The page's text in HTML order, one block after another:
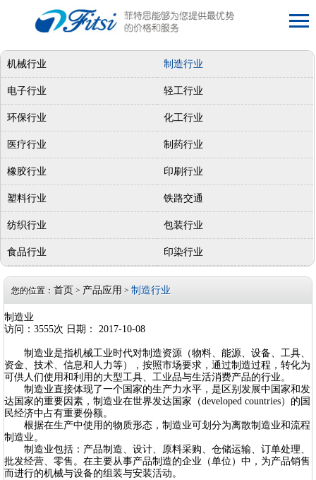
机械行业 制造行业
电子行业 轻工行业
环保行业 化工行业
医疗行业 制药行业
橡胶行业 印刷行业
塑料行业 铁路交通
纺织行业 包装行业
食品行业 印染行业
您的位置： 首页 > 产品应用 > 制造行业
制造业
访问：3555次 日期： 2017-10-08
制造业是指机械工业时代对制造资源（物料、能源、设备、工具、
资金、技术、信息和人力等），按照市场要求，通过制造过程，转化为
可供人们使用和利用的大型工具、工业品与生活消费产品的行业。
制造业直接体现了一个国家的生产力水平，是区别发展中国家和发
达国家的重要因素，制造业在世界发达国家（developed countries）的国
民经济中占有重要份额。
根据在生产中使用的物质形态，制造业可划分为离散制造业和流程
制造业。
制造业包括：产品制造、设计、原料采购、仓储运输、订单处理、
批发经营、零售。在主要从事产品制造的企业（单位）中，为产品销售
而进行的机械与设备的组装与安装活动。